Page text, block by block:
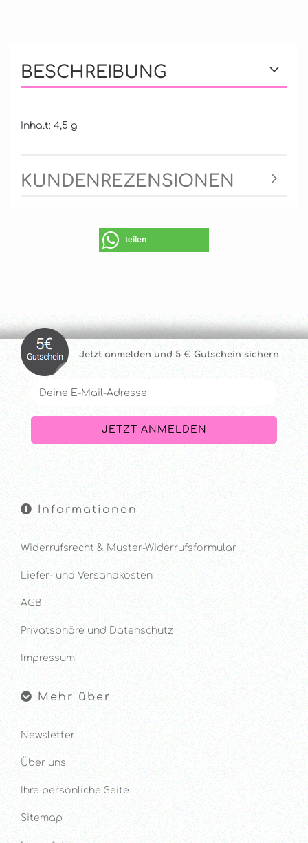
BESCHREIBUNG
Inhalt: 4,5 g
KUNDENREZENSIONEN
teilen
Jetzt anmelden und 5 € Gutschein sichern
Informationen
Widerrufsrecht & Muster-Widerrufsformular
Liefer- und Versandkosten
AGB
Privatsphäre und Datenschutz
Impressum
Mehr über
Newsletter
Über uns
Ihre persönliche Seite
Sitemap